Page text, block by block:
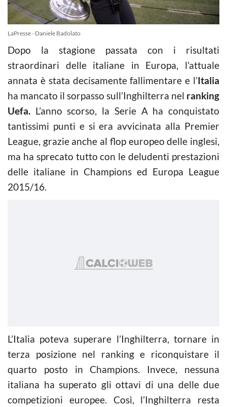
LaPresse - Daniele Badolato
Dopo la stagione passata con i risultati
straordinari delle italiane in Europa, l’attuale
annata è stata decisamente fallimentare e l’Italia
ha mancato il sorpasso sull’Inghilterra nel ranking
Uefa. L’anno scorso, la Serie A ha conquistato
tantissimi punti e si era avvicinata alla Premier
League, grazie anche al flop europeo delle inglesi,
ma ha sprecato tutto con le deludenti prestazioni
delle italiane in Champions ed Europa League
2015/16.
L’Italia poteva superare l’Inghilterra, tornare in
terza posizione nel ranking e riconquistare il
quarto posto in Champions. Invece, nessuna
italiana ha superato gli ottavi di una delle due
competizioni europee. Così, l’Inghilterra resta